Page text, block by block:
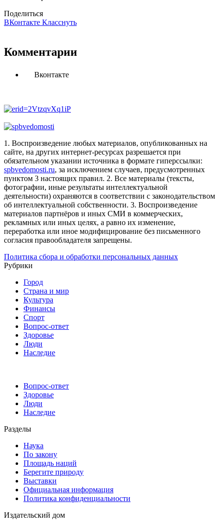
Поделиться
ВКонтакте Класснуть
Комментарии
Вконтакте
1. Воспроизведение любых материалов, опубликованных на
сайте, на других интернет-ресурсах разрешается при
обязательном указании источника в формате гиперссылки:
spbvedomosti.ru, за исключением случаев, предусмотренных
пунктом 3 настоящих правил. 2. Все материалы (тексты,
фотографии, иные результаты интеллектуальной
деятельности) охраняются в соответствии с законодательством
об интеллектуальной собственности. 3. Воспроизведение
материалов партнёров и иных СМИ в коммерческих,
рекламных или иных целях, а равно их изменение,
переработка или иное модифицирование без письменного
согласия правообладателя запрещены.
Политика сбора и обработки персональных данных
Рубрики
Город
Страна и мир
Культура
Финансы
Спорт
Вопрос-ответ
Здоровье
Люди
Наследие
Вопрос-ответ
Здоровье
Люди
Наследие
Разделы
Наука
По закону
Площадь наций
Берегите природу
Выставки
Официальная информация
Политика конфиденциальности
Издательский дом